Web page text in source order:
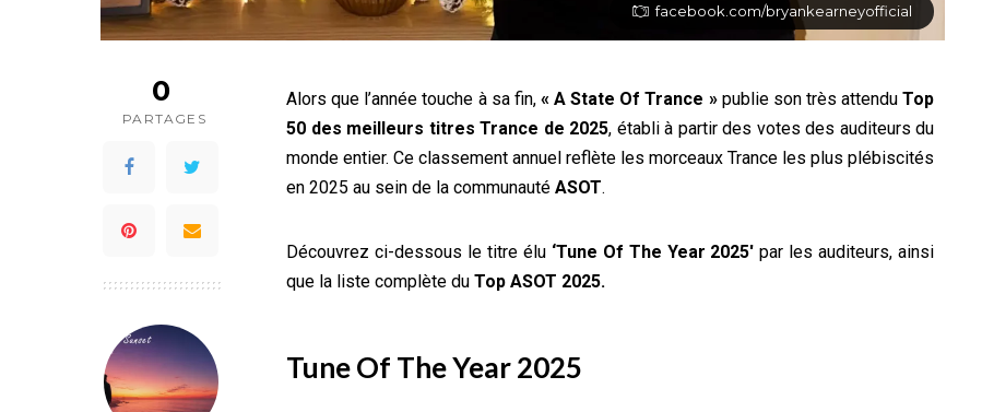
facebook.com/bryankearneyofficial
0
PARTAGES
Alors que l’année touche à sa fin, « A State Of Trance »publie son très attenduTop
50 des meilleurs titres Trance de 2025, établi à partir des votes des auditeurs du
monde entier. Ce classement annuel reflète les morceaux Trance les plus plébiscités
en 2025 au sein de la communauté ASOT.
Découvrez ci-dessous le titre élu ‘Tune Of The Year 2025′ par les auditeurs, ainsi
que la liste complète du Top ASOT 2025.
Tune Of The Year 2025